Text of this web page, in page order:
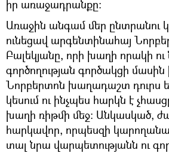
իր առաջադրանքը:
Առաջին անգամ մեր ընտրանու
ունեցավ արգենտինահայ
Բալեկյանը, որի խաղի որակի
գործողության գործակցի
Նորբերտոն խաղադաշտ դուրս
կեսում ու ինչպես հարկն է
խաղի ռիթմի մեջ: Անկասկած,
հարկավոր, որպեսզի
տալ նրա վարպետությանն ու